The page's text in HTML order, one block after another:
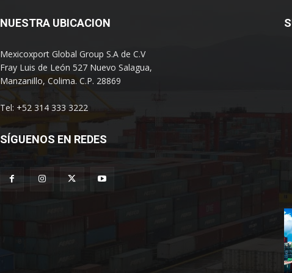
NUESTRA UBICACION
Mexicoxport Global Group S.A de C.V
Fray Luis de León 527 Nuevo Salagua,
Manzanillo, Colima. C.P. 28869
Tel: +52 314 333 3222
SÍGUENOS EN REDES